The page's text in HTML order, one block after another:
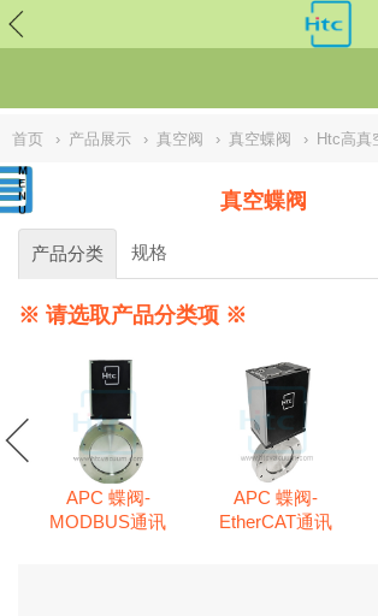
// replaced by scott on 2026/7/20 reason: high
Implementation Of Subresource Integrity /**/ //
首页 › 产品展示 › 真空阀 › 真空蝶阀 › Htc高真
真空蝶阀
产品分类 规格
※ 请选取产品分类项 ※
APC 蝶阀-
MODBUS通讯
APC 蝶阀-
EtherCAT通讯